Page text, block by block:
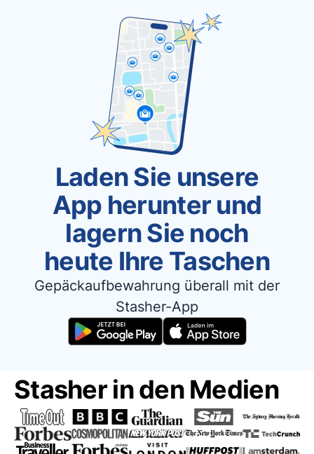
Laden Sie unsere
App herunter und
lagern Sie noch
heute Ihre Taschen
Gepäckaufbewahrung überall mit der
Stasher-App
Stasher in den Medien